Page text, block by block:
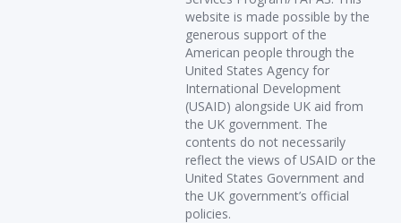
website is made possible by the
generous support of the
American people through the
United States Agency for
International Development
(USAID) alongside UK aid from
the UK government. The
contents do not necessarily
reflect the views of USAID or the
United States Government and
the UK government’s official
policies.